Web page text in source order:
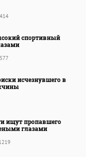
спортивный
исчезнувшего в
ищут пропавшего
глазами